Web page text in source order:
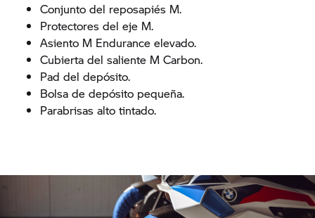
Conjunto del reposapiés M.
Protectores del eje M.
Asiento M Endurance elevado.
Cubierta del saliente M Carbon.
Pad del depósito.
Bolsa de depósito pequeña.
Parabrisas alto tintado.